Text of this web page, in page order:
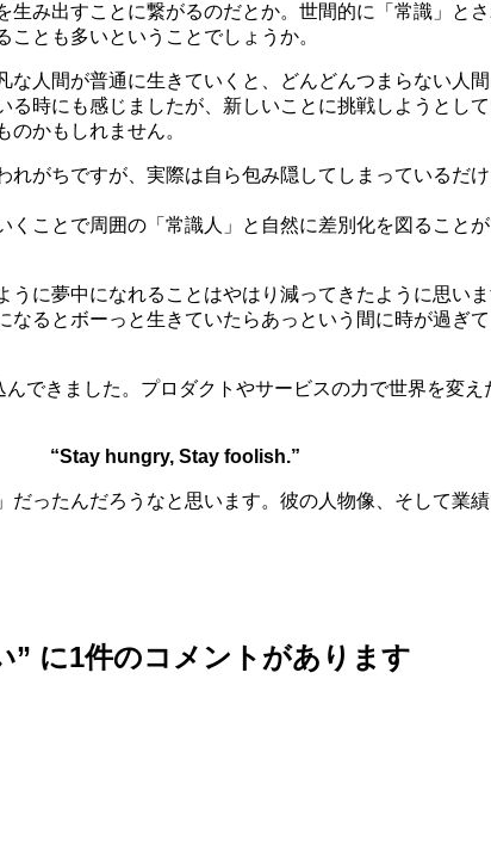
み出すことに繋がるのだとか。世間的に「常識」と
とも多いということでしょうか。
人間が普通に生きていくと、どんどんつまらない人
時にも感じましたが、新しいことに挑戦しようとし
かもしれません。
がちですが、実際は自ら包み隠してしまっているだ
ことで周囲の「常識人」と自然に差別化を図ること
に夢中になれることはやはり減ってきたように思い
るとボーっと生きていたらあっという間に時が過ぎ
できました。プロダクトやサービスの力で世界を変
“Stay hungry, Stay foolish.”
ったんだろうなと思います。彼の人物像、そして業
” に1件のコメントがあります